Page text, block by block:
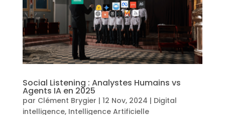
Social Listening : Analystes Humains vs
Agents IA en 2025
par Clément Brygier | 12 Nov, 2024 | Digital
intelligence, Intelligence Artificielle